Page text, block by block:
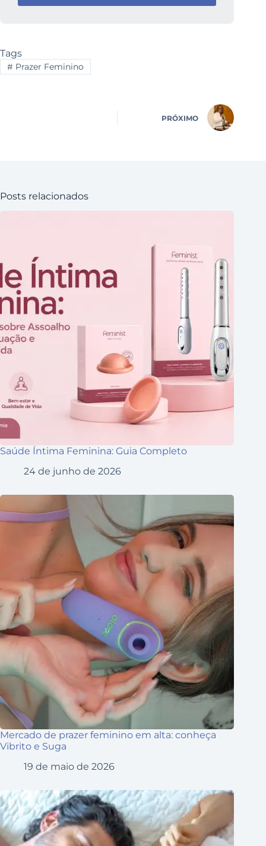
Tags
#Prazer Feminino
PRÓXIMO
Posts relacionados
Saúde Íntima Feminina: Guia Completo
24 de junho de 2026
Mercado de prazer feminino em alta: conheça
Vibrito e Suga
19 de maio de 2026